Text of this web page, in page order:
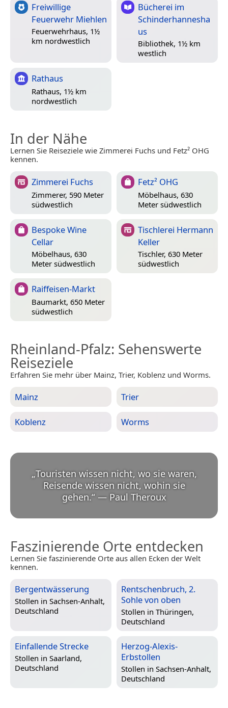
Freiwillige
Feuerwehr Miehlen
Feuerwehrhaus, 1½
km nordwestlich
Bücherei im
Schinderhannesha
us
Bibliothek, 1½ km
westlich
Rathaus
Rathaus, 1½ km
nordwestlich
In der Nähe
Lernen Sie Reiseziele wie Zimmerei Fuchs und Fetz² OHG
kennen.
Zimmerei Fuchs
Zimmerer, 590 Meter
südwestlich
Fetz² OHG
Möbelhaus, 630
Meter südwestlich
Bespoke Wine
Cellar
Möbelhaus, 630
Meter südwestlich
Tischlerei Hermann
Keller
Tischler, 630 Meter
südwestlich
Raiffeisen-Markt
Baumarkt, 650 Meter
südwestlich
Rheinland-Pfalz: Sehenswerte
Reiseziele
Erfahren Sie mehr über Mainz, Trier, Koblenz und Worms.
Mainz Trier
Koblenz Worms
„Touristen wissen nicht, wo sie waren,
Reisende wissen nicht, wohin sie
gehen.“ — Paul Theroux
Faszinierende Orte entdecken
Lernen Sie faszinierende Orte aus allen Ecken der Welt
kennen.
Bergentwässerung
Stollen in Sachsen-Anhalt,
Deutschland
Rentschenbruch, 2.
Sohle von oben
Stollen in Thüringen,
Deutschland
Einfallende Strecke
Stollen in Saarland,
Deutschland
Herzog-Alexis-
Erbstollen
Stollen in Sachsen-Anhalt,
Deutschland